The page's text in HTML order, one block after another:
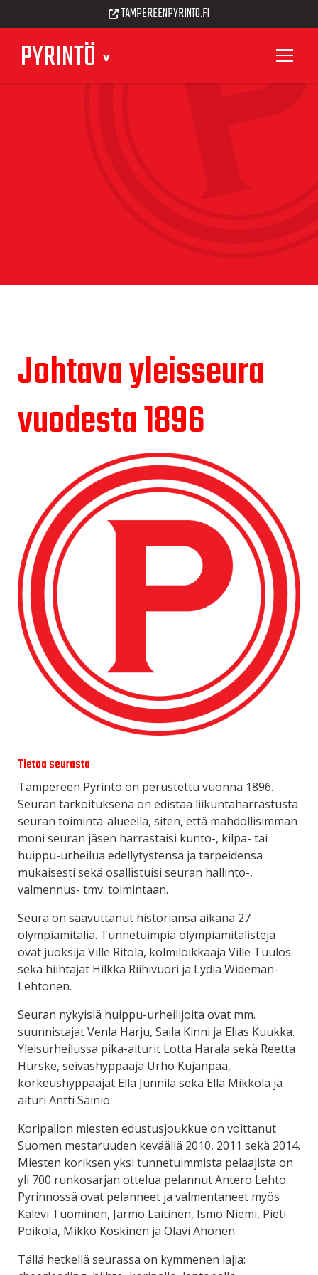
PYRINTÖ
TAMPEREENPYRINTO.FI
Johtava yleisseura
vuodesta 1896
Tietoa seurasta
Tampereen Pyrintö on perustettu vuonna 1896.
Seuran tarkoituksena on edistää liikuntaharrastusta
seuran toiminta-alueella, siten, että mahdollisimman
moni seuran jäsen harrastaisi kunto-, kilpa- tai
huippu-urheilua edellytystensä ja tarpeidensa
mukaisesti sekä osallistuisi seuran hallinto-,
valmennus- tmv. toimintaan.
Seura on saavuttanut historiansa aikana 27
olympiamitalia. Tunnetuimpia olympiamitalisteja
ovat juoksija Ville Ritola, kolmiloikkaaja Ville Tuulos
sekä hiihtäjät Hilkka Riihivuori ja Lydia Wideman-
Lehtonen.
Seuran nykyisiä huippu-urheilijoita ovat mm.
suunnistajat Venla Harju, Saila Kinni ja Elias Kuukka.
Yleisurheilussa pika-aiturit Lotta Harala sekä Reetta
Hurske, seiväshyppääjä Urho Kujanpää,
korkeushyppääjät Ella Junnila sekä Ella Mikkola ja
aituri Antti Sainio.
Koripallon miesten edustusjoukkue on voittanut
Suomen mestaruuden keväällä 2010, 2011 sekä 2014.
Miesten koriksen yksi tunnetuimmista pelaajista on
yli 700 runkosarjan ottelua pelannut Antero Lehto.
Pyrinnössä ovat pelanneet ja valmentaneet myös
Kalevi Tuominen, Jarmo Laitinen, Ismo Niemi, Pieti
Poikola, Mikko Koskinen ja Olavi Ahonen.
Tällä hetkellä seurassa on kymmenen lajia: